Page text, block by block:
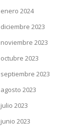
enero 2024
diciembre 2023
noviembre 2023
octubre 2023
septiembre 2023
agosto 2023
julio 2023
junio 2023